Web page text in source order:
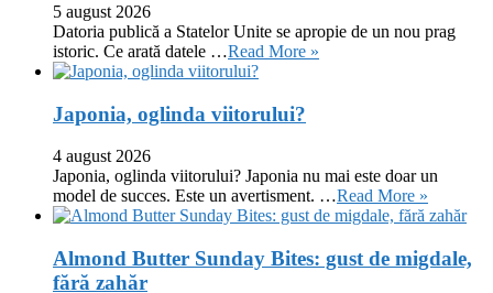
5 august 2026
Datoria publică a Statelor Unite se apropie de un nou prag
istoric. Ce arată datele …Read More »
Japonia, oglinda viitorului?
4 august 2026
Japonia, oglinda viitorului? Japonia nu mai este doar un
model de succes. Este un avertisment. …Read More »
Almond Butter Sunday Bites: gust de migdale,
fără zahăr